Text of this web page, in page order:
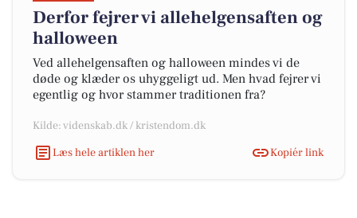
Derfor fejrer vi allehelgensaften og
halloween
Ved allehelgensaften og halloween mindes vi de
døde og klæder os uhyggeligt ud. Men hvad fejrer vi
egentlig og hvor stammer traditionen fra?
Kilde: videnskab.dk / kristendom.dk
Læs hele artiklen her
Kopiér link